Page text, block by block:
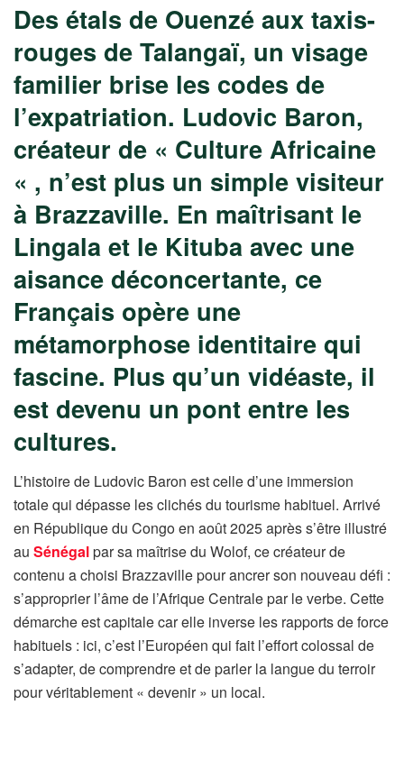
Des étals de Ouenzé aux taxis-
rouges de Talangaï, un visage
familier brise les codes de
l’expatriation. Ludovic Baron,
créateur de « Culture Africaine
« , n’est plus un simple visiteur
à Brazzaville. En maîtrisant le
Lingala et le Kituba avec une
aisance déconcertante, ce
Français opère une
métamorphose identitaire qui
fascine. Plus qu’un vidéaste, il
est devenu un pont entre les
cultures.
L’histoire de Ludovic Baron est celle d’une immersion
totale qui dépasse les clichés du tourisme habituel. Arrivé
en République du Congo en août 2025 après s’être illustré
au Sénégalpar sa maîtrise du Wolof, ce créateur de
contenu a choisi Brazzaville pour ancrer son nouveau défi :
s’approprier l’âme de l’Afrique Centrale par le verbe. Cette
démarche est capitale car elle inverse les rapports de force
habituels : ici, c’est l’Européen qui fait l’effort colossal de
s’adapter, de comprendre et de parler la langue du terroir
pour véritablement « devenir » un local.